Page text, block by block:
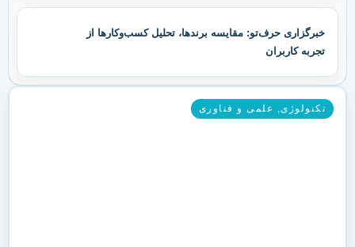
خبرگزاری حرف‌تو: مقایسه برندها، تحلیل کسب‌وکارها از
تجربه کاربران
تکنولوژی علمی و فناوری